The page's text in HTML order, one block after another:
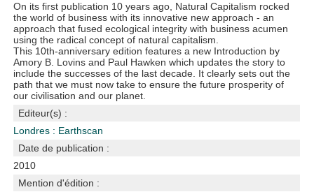
On its first publication 10 years ago, Natural Capitalism rocked
the world of business with its innovative new approach - an
approach that fused ecological integrity with business acumen
using the radical concept of natural capitalism.
This 10th-anniversary edition features a new Introduction by
Amory B. Lovins and Paul Hawken which updates the story to
include the successes of the last decade. It clearly sets out the
path that we must now take to ensure the future prosperity of
our civilisation and our planet.
Editeur(s) :
Londres : Earthscan
Date de publication :
2010
Mention d'édition :